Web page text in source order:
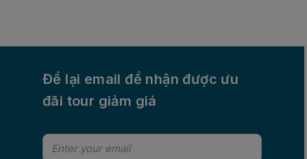
Để lại email để nhận được ưu
đãi tour giảm giá